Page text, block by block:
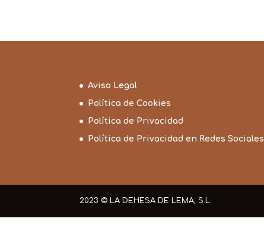
Aviso Legal
Política de Cookies
Política de Privacidad
Política de Privacidad en Redes Sociales
2023 © LA DEHESA DE LEMA, S.L.